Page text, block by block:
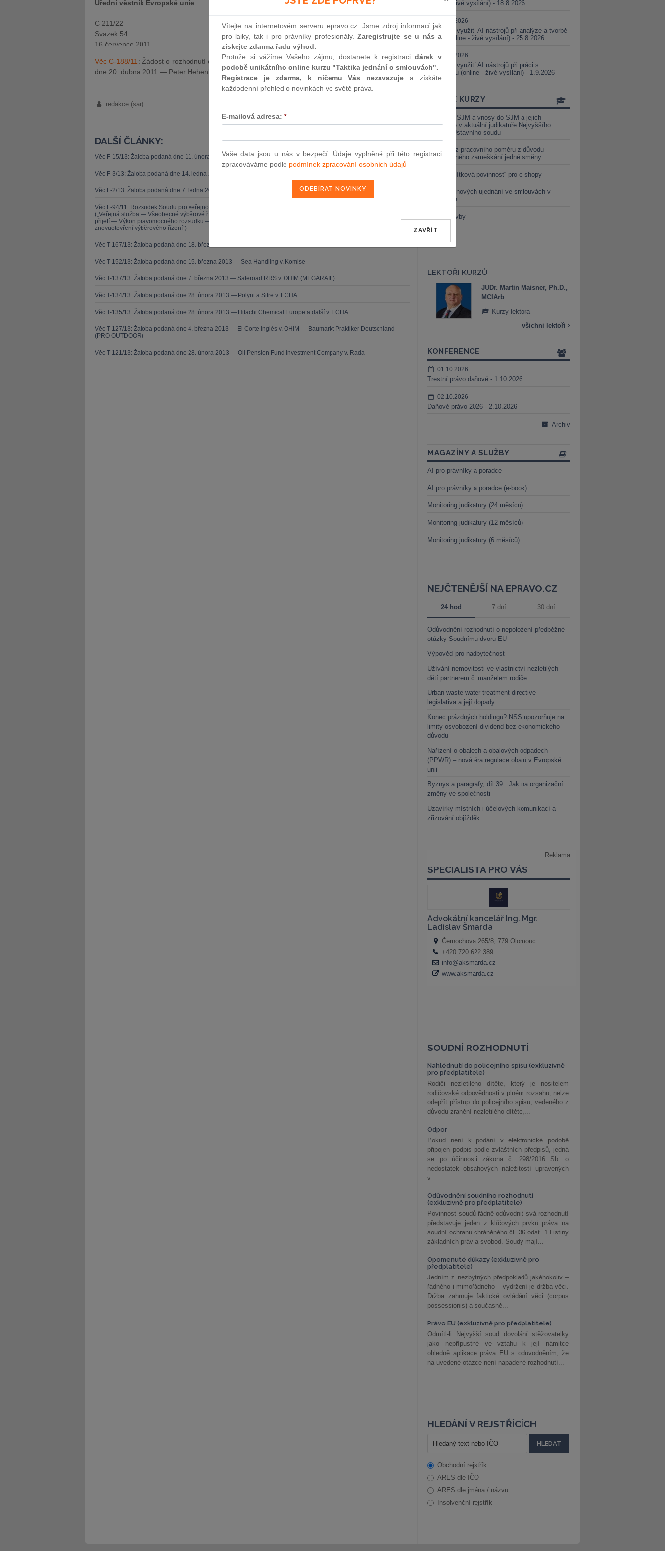
Úřední věstník Evropské unie
C 211/22
Svazek 54
16.července 2011
Věc C-188/11 : Žádost o rozhodnutí o předběžné otázce podaná Zivilrechtssachen Wien (Rakousko)
dne 20. dubna 2011 — Peter Hehenberger v. Rakouská republika
redakce (sar)
DALŠÍ ČLÁNKY:
Věc F-15/13: Žaloba podaná dne 11. února 2013 — ZZ v. Komise
Věc F-3/13: Žaloba podaná dne 14. ledna 2013 — CK v. Komise
Věc F-2/13: Žaloba podaná dne 7. ledna 2013 — ZZ v. Komise
Věc F-94/11: Rozsudek Soudu pro veřejnou službu (druhého senátu) ze dne 21. března 2013 — Brune v. Komise
(„Veřejná služba — Všeobecné výběrové řízení — Zrušení rozhodnutí o nezapsání na seznam uchazečů vhodných k
přijetí — Výkon pravomocného rozsudku — Zásada legality — Námitka protiprávnosti vznesená proti rozhodnutí o
znovuotevření výběrového řízení“)
Věc T-167/13: Žaloba podaná dne 18. března 2013 — Comune di Milano v. Komise
Věc T-152/13: Žaloba podaná dne 15. března 2013 — Sea Handling v. Komise
Věc T-137/13: Žaloba podaná dne 7. března 2013 — Saferoad RRS v. OHIM (MEGARAIL)
Věc T-134/13: Žaloba podaná dne 28. února 2013 — Polynt a Sitre v. ECHA
Věc T-135/13: Žaloba podaná dne 28. února 2013 — Hitachi Chemical Europe a další v. ECHA
Věc T-127/13: Žaloba podaná dne 4. března 2013 — El Corte Inglés v. OHIM — Baumarkt Praktiker Deutschland
(PRO OUTDOOR)
Věc T-121/13: Žaloba podaná dne 28. února 2013 — Oil Pension Fund Investment Company v. Rada
(online - živé vysílání) - 18.8.2026
25.08.2026
Praktické využití AI nástrojů při analýze a tvorbě
smluv (online - živé vysílání) - 25.8.2026
01.09.2026
Praktické využití AI nástrojů při práci s
judikaturou (online - živé vysílání) - 1.9.2026
ONLINE KURZY
Vnosy ze SJM a vnosy do SJM a jejich
valorizace v aktuální judikatuře Nejvyššího
soudu a Ústavního soudu
Výpověď z pracovního poměru z důvodu
neomluveného zameškání jedné směny
Nová „tlačítková povinnost“ pro e-shopy
Změna cenových ujednání ve smlouvách v
energetice
Černé stavby
LEKTOŘI KURZŮ
JUDr. Martin Maisner, Ph.D.,
MCIArb
Kurzy lektora
všichni lektoři
KONFERENCE
01.10.2026
Trestní právo daňové - 1.10.2026
02.10.2026
Daňové právo 2026 - 2.10.2026
Archiv
MAGAZÍNY A SLUŽBY
AI pro právníky a poradce
AI pro právníky a poradce (e-book)
Monitoring judikatury (24 měsíců)
Monitoring judikatury (12 měsíců)
Monitoring judikatury (6 měsíců)
NEJČTENĚJŠÍ NA EPRAVO.CZ
24 hod 7 dní 30 dní
Odůvodnění rozhodnutí o nepoložení předběžné
otázky Soudnímu dvoru EU
Výpověď pro nadbytečnost
Užívání nemovitosti ve vlastnictví nezletilých
dětí partnerem či manželem rodiče
Urban waste water treatment directive –
legislativa a její dopady
Konec prázdných holdingů? NSS upozorňuje na
limity osvobození dividend bez ekonomického
důvodu
Nařízení o obalech a obalových odpadech
(PPWR) – nová éra regulace obalů v Evropské
unii
Byznys a paragrafy, díl 39.: Jak na organizační
změny ve společnosti
Uzavírky místních i účelových komunikací a
zřizování objížděk
SOUDNÍ ROZHODNUTÍ
Nahlédnutí do policejního spisu (exkluzivně
pro předplatitele)
Rodiči nezletilého dítěte, který je nositelem
rodičovské odpovědnosti v plném rozsahu, nelze
odepřít přístup do policejního spisu, vedeného z
důvodu zranění nezletilého dítěte,...
Odpor
Pokud není k podání v elektronické podobě
připojen podpis podle zvláštních předpisů, jedná
se po účinnosti zákona č. 298/2016 Sb. o
nedostatek obsahových náležitostí upravených
v...
Odůvodnění soudního rozhodnutí
(exkluzivně pro předplatitele)
Povinnost soudů řádně odůvodnit svá rozhodnutí
představuje jeden z klíčových prvků práva na
soudní ochranu chráněného čl. 36 odst. 1 Listiny
základních práv a svobod. Soudy mají...
Opomenuté důkazy (exkluzivně pro
předplatitele)
Jedním z nezbytných předpokladů jakéhokoliv –
řádného i mimořádného – vydržení je držba věci.
Držba zahrnuje faktické ovládání věci (corpus
possessionis) a současně...
Právo EU (exkluzivně pro předplatitele)
Odmítl-li Nejvyšší soud dovolání stěžovatelky
jako nepřípustné ve vztahu k její námitce
ohledně aplikace práva EU s odůvodněním, že
na uvedené otázce není napadené rozhodnutí...
HLEDÁNÍ V REJSTŘÍCÍCH
Obchodní rejstřík
ARES dle IČO
ARES dle jména / názvu
Insolvenční rejstřík
Vítejte na internetovém serveru epravo.cz. Jsme zdroj informací jak
pro laiky, tak i pro právníky profesionály.Zaregistrujte se u nás a
získejte zdarma řadu výhod.
Protože si vážíme Vašeho zájmu, dostanete k registracidárek v
podobě unikátního online kurzu "Taktika jednání o smlouvách".
Registrace je zdarma, k ničemu Vás nezavazuje a získáte
každodenní přehled o novinkách ve světě práva.
E-mailová adresa: *
Vaše data jsou u nás v bezpečí. Údaje vyplněné při této registraci
zpracováváme podle podmínek zpracování osobních údajů
ZAVŘÍT